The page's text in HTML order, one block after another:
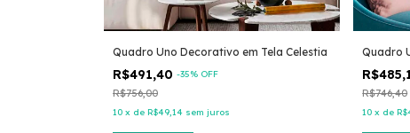
Quadro Uno Decorativo em Tela Celestia
R$491,40 -35% OFF
R$756,00
10 x de R$49,14 sem juros
Quadro
R$746,40
10 x de